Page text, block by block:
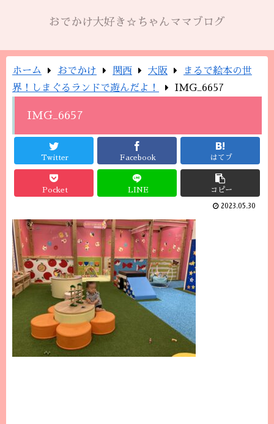
おでかけ大好き☆ちゃんママブログ
ホーム おでかけ 関西 大阪
まるで絵本の世
界！しまぐるランドで遊んだよ！
IMG_6657
IMG_6657
Twitter Facebook はてブ
Pocket LINE コピー
2023.05.30